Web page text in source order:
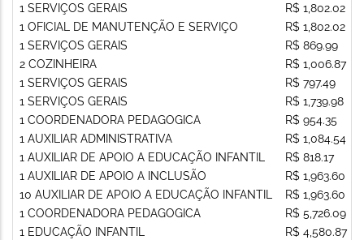
1 SERVIÇOS GERAIS
1 OFICIAL DE MANUTENÇÃO E SERVIÇO
1 SERVIÇOS GERAIS
2 COZINHEIRA
1 SERVIÇOS GERAIS
1 SERVIÇOS GERAIS
1 COORDENADORA PEDAGOGICA
1 AUXILIAR ADMINISTRATIVA
1 AUXILIAR DE APOIO A EDUCAÇÃO INFANTIL
1 AUXILIAR DE APOIO A INCLUSÃO
10 AUXILIAR DE APOIO A EDUCAÇÃO INFANTIL
1 COORDENADORA PEDAGOGICA
1 EDUCAÇÃO INFANTIL
R$ 1,802.02
R$ 1,802.02
R$ 869.99
R$ 1,006.87
R$ 797.49
R$ 1,739.98
R$ 954.35
R$ 1,084.54
R$ 818.17
R$ 1,963.60
R$ 1,963.60
R$ 5,726.09
R$ 4,580.87